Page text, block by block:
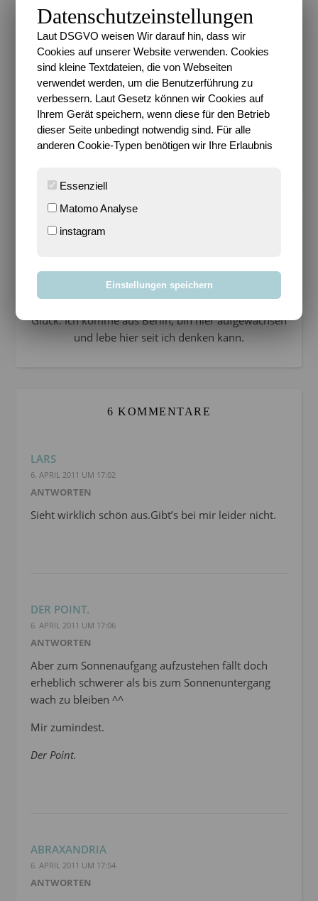
Farbvielfalt war einfach herrlich. Und nun, da wir
umgezogen sind, da hatte ich doch ein bisschen
Sorge, dass mir sowas Tolles nicht wieder begegnen
sollte. Aber mal wieder ganz umsonst Sorgen
gemacht. Die Sonnenuntergänge sind zwar nicht im
Ansatz so schön, dafür aber die SonnenAUFgänge:
Sari Mondgras bekannt und im Internet zu finden. 2-
Fach-Mutter, Heldenehefrau, Kreativling,
Harmoniesüchtig und ständig auf der Suche nach
Glück. Ich komme aus Berlin, bin hier aufgewachsen
und lebe hier seit ich denken kann.
6 KOMMENTARE
LARS
6. APRIL 2011 UM 17:02
ANTWORTEN
Sieht wirklich schön aus.Gibt’s bei mir leider nicht.
DER POINT.
6. APRIL 2011 UM 17:06
ANTWORTEN
Aber zum Sonnenaufgang aufzustehen fällt doch
erheblich schwerer als bis zum Sonnenuntergang
wach zu bleiben ^^
Mir zumindest.
Der Point.
ABRAXANDRIA
6. APRIL 2011 UM 17:54
ANTWORTEN
Datenschutzeinstellungen
Laut DSGVO weisen Wir darauf hin, dass wir
Cookies auf unserer Website verwenden. Cookies
sind kleine Textdateien, die von Webseiten
verwendet werden, um die Benutzerführung zu
verbessern. Laut Gesetz können wir Cookies auf
Ihrem Gerät speichern, wenn diese für den Betrieb
dieser Seite unbedingt notwendig sind. Für alle
anderen Cookie-Typen benötigen wir Ihre Erlaubnis
Essenziell
Matomo Analyse
instagram
Einstellungen speichern